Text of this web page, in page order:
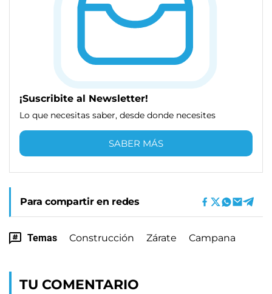
¡Suscribite al Newsletter!
Lo que necesitas saber, desde donde necesites
SABER MÁS
Para compartir en redes
Temas Construcción Zárate Campana
TU COMENTARIO